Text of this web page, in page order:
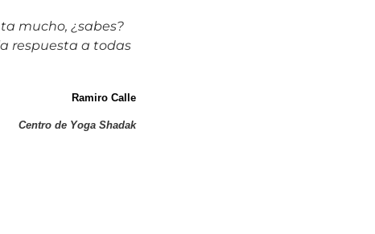
mucho, ¿sabes?
respuesta a todas
Ramiro Calle
Centro de Yoga Shadak